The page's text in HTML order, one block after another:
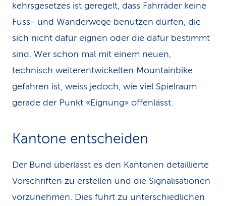
kehrsgesetzes ist geregelt, dass Fahrräder keine
Fuss- und Wanderwege benützen dürfen, die
sich nicht dafür eignen oder die dafür bestimmt
sind. Wer schon mal mit einem neuen,
technisch weiter­entwickelten Mountainbike
gefahren ist, weiss jedoch, wie viel Spielraum
gerade der Punkt «Eignung» offenlässt.
Kantone entscheiden
Der Bund überlässt es den Kantonen detaillierte
Vorschriften zu erstellen und die Signalisationen
vorzunehmen. Dies führt zu unterschiedlichen